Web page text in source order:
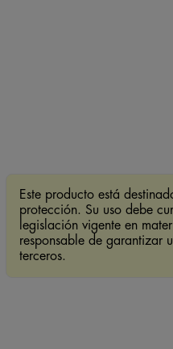
Este producto está
protección. Su uso debe
legislación vigente en
responsable de garantizar
terceros.